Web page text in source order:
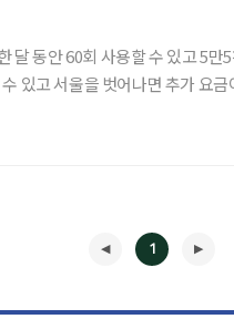
달 동안 60회 사용할 수 있고 5
있고 서울을 벗어나면 추가 요
1